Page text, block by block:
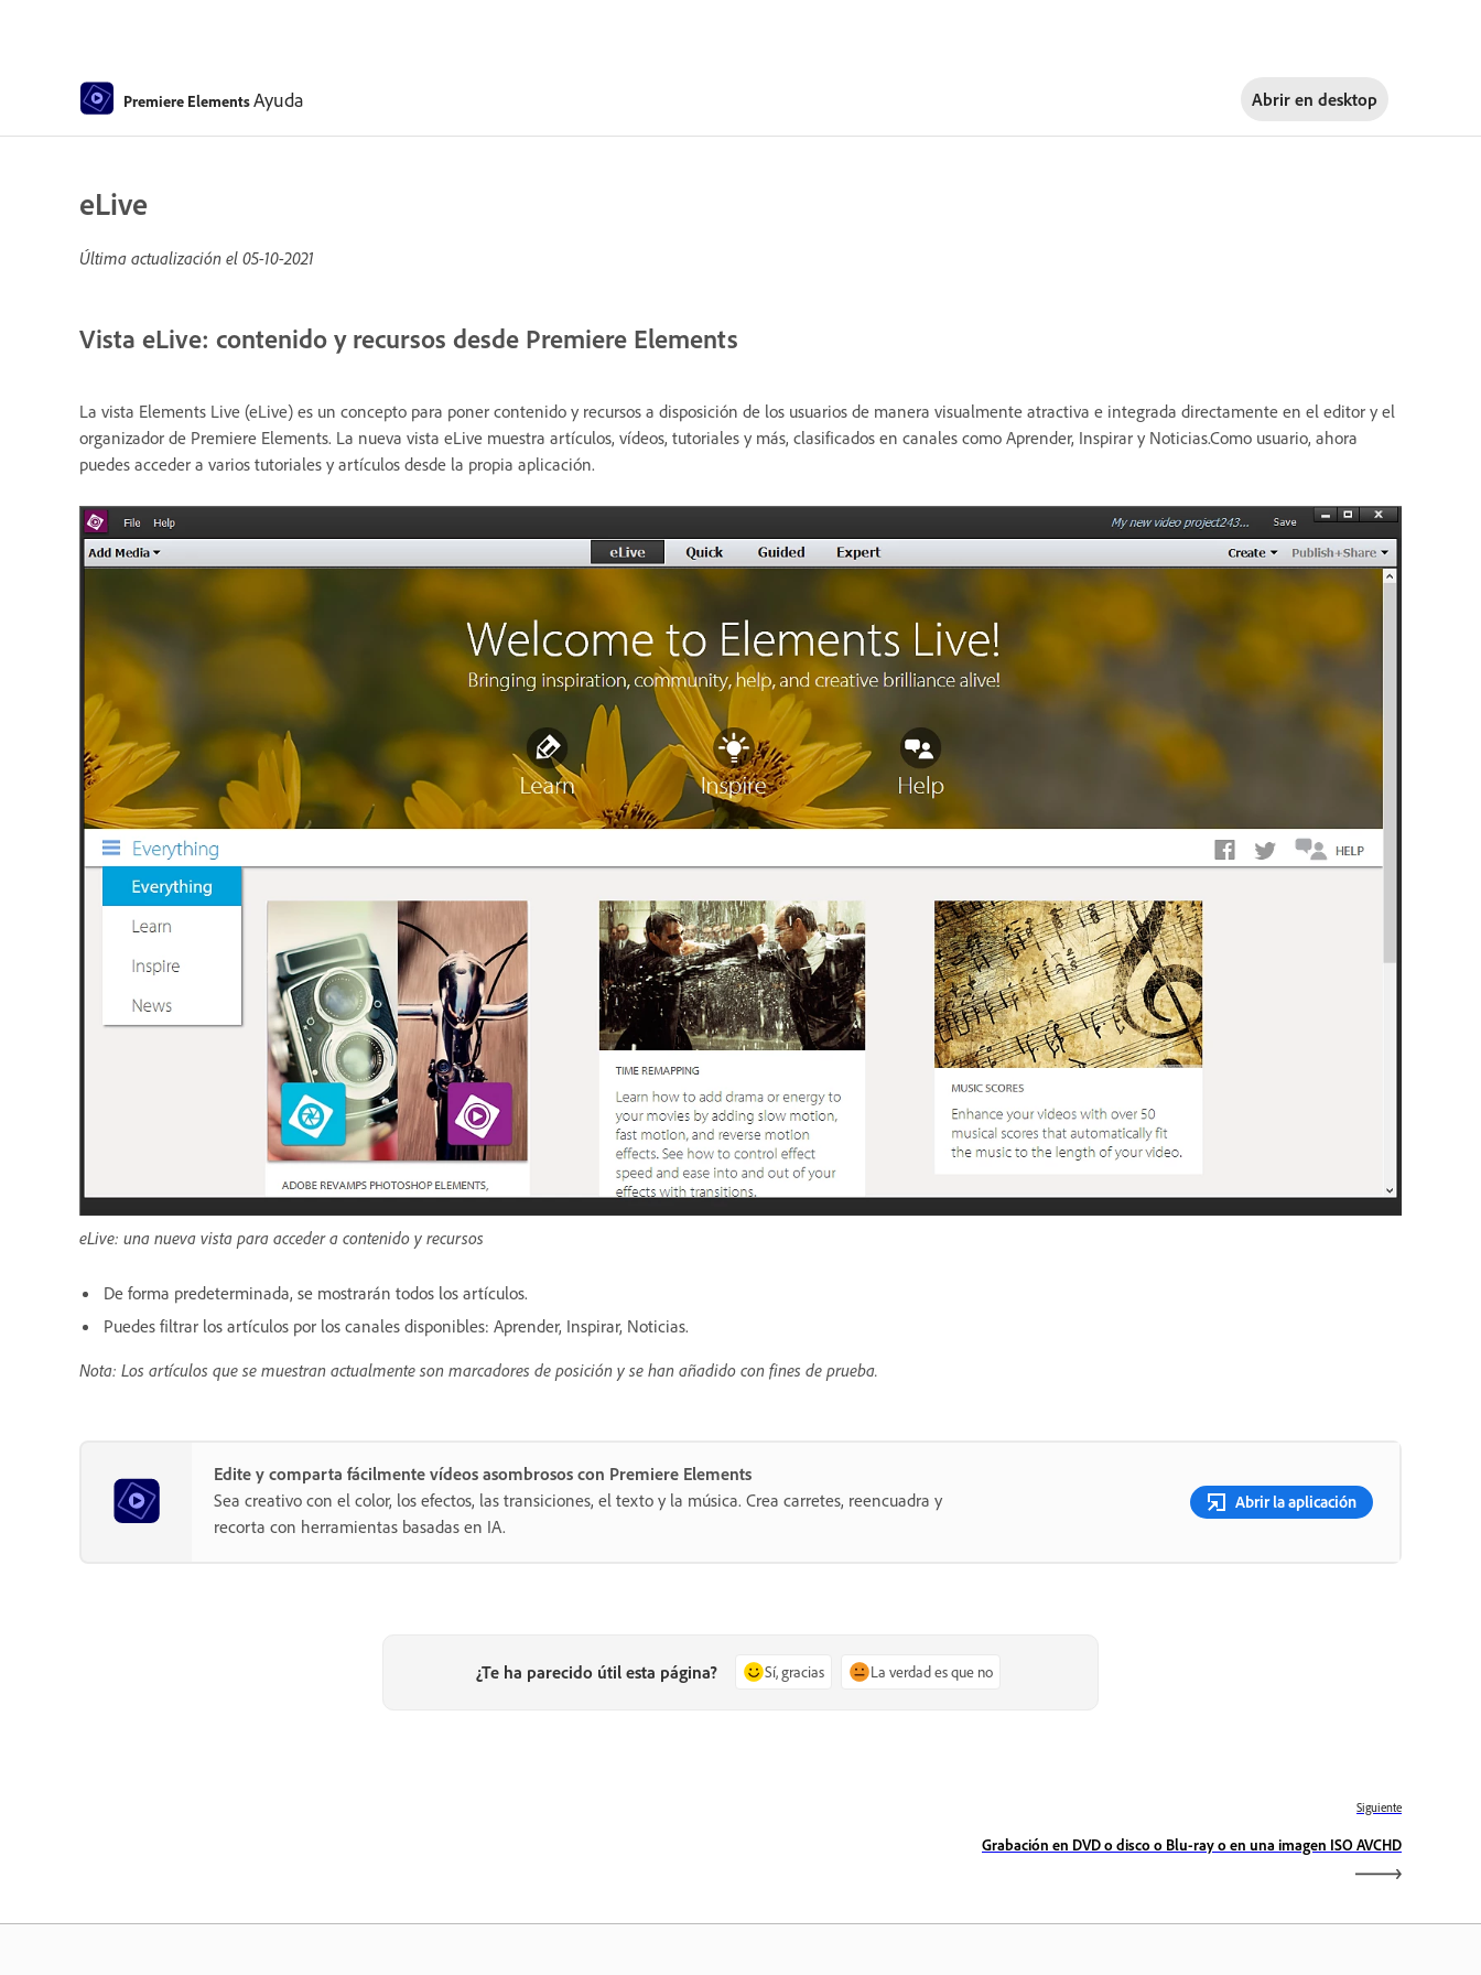
Premiere ElementsAyuda Abrir en desktop
eLive
Última actualización el 05-10-2021
Vista eLive: contenido y recursos desde Premiere Elements
La vista Elements Live (eLive) es un concepto para poner contenido y recursos a disposición de los usuarios de manera visualmente atractiva e integrada directamente en el editor y el
organizador de Premiere Elements. La nueva vista eLive muestra artículos, vídeos, tutoriales y más, clasificados en canales como Aprender, Inspirar y Noticias.Como usuario, ahora
puedes acceder a varios tutoriales y artículos desde la propia aplicación.
eLive: una nueva vista para acceder a contenido y recursos
De forma predeterminada, se mostrarán todos los artículos.
Puedes filtrar los artículos por los canales disponibles: Aprender, Inspirar, Noticias.
Nota: Los artículos que se muestran actualmente son marcadores de posición y se han añadido con fines de prueba.
Edite y comparta fácilmente vídeos asombrosos con Premiere Elements
Sea creativo con el color, los efectos, las transiciones, el texto y la música. Crea carretes, reencuadra y
recorta con herramientas basadas en IA.
Abrir la aplicación
¿Te ha parecido útil esta página? Sí, gracias La verdad es que no
Siguiente
Grabación en DVD o disco o Blu-ray o en una imagen ISO AVCHD